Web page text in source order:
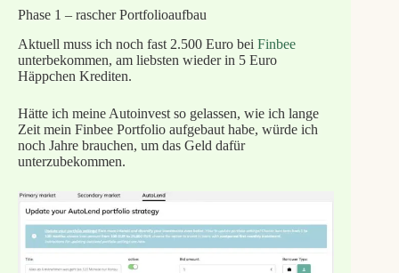
Phase 1 – rascher Portfolioaufbau
Aktuell muss ich noch fast 2.500 Euro bei Finbee
unterbekommen, am liebsten wieder in 5 Euro
Häppchen Krediten.
Hätte ich meine Autoinvest so gelassen, wie ich lange
Zeit mein Finbee Portfolio aufgebaut habe, würde ich
noch Jahre brauchen, um das Geld dafür
unterzubekommen.